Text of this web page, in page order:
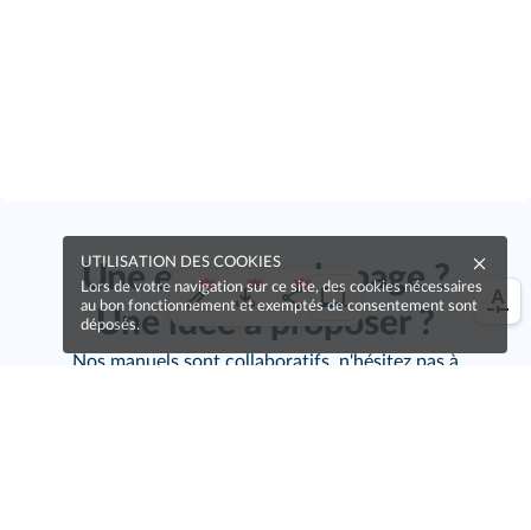
Une erreur sur la page ?
Une idée à proposer ?
Nos manuels sont collaboratifs, n'hésitez pas à
UTILISATION DES COOKIES
Lors de votre navigation sur ce site, des cookies nécessaires
au bon fonctionnement et exemptés de consentement sont
déposés.